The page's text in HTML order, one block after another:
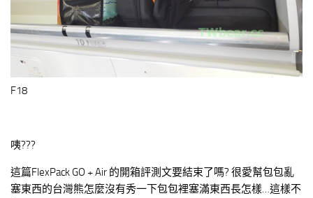
F18
咦???
這篇FlexPack GO + Air 的開箱評測文要結束了嗎? 很愛幫包包亂
塞東西的台灣熊怎麼沒有秀一下包包裡塞滿東西長怎樣…這樣不